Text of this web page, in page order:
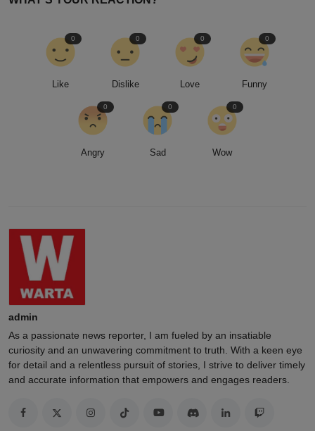
Like
0
Dislike
0
Love
0
Funny
0
Angry
0
Sad
0
Wow
0
admin
As a passionate news reporter, I am fueled by an insatiable
curiosity and an unwavering commitment to truth. With a keen eye
for detail and a relentless pursuit of stories, I strive to deliver timely
and accurate information that empowers and engages readers.